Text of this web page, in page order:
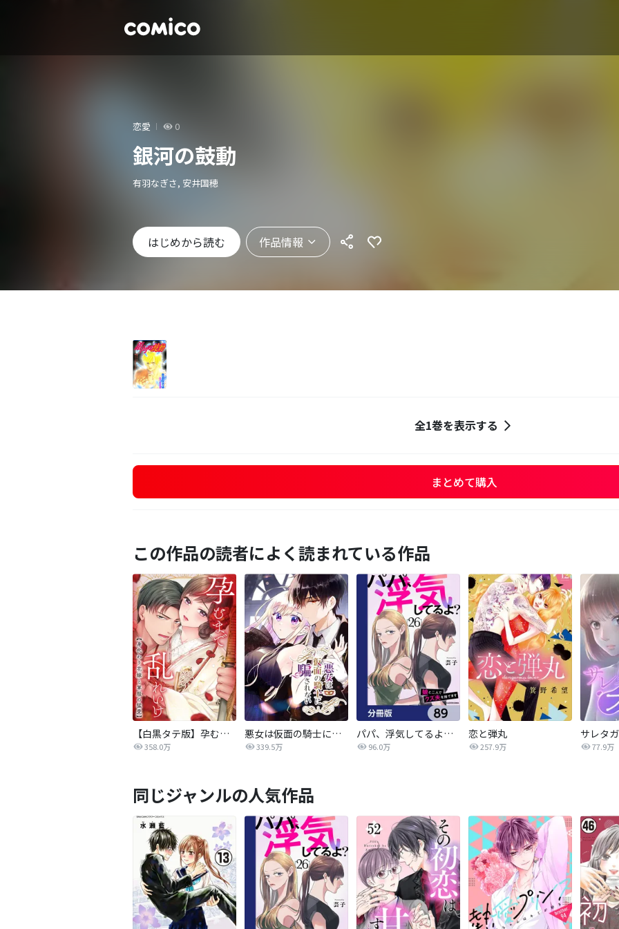
恋愛 0
銀河の鼓動
有羽なぎさ, 安井国穂
はじめから読む 作品情報
全1巻を表示する
まとめて購入
この作品の読者によく読まれている作品
【白黒タテ版】孕むまで乱れいけ～身代わり花嫁と軍服の猛愛
358.0万
悪女は仮面の騎士に騙されない
339.5万
パパ、浮気してるよ？娘と二人でクズ夫を捨てます【分冊版】
96.0万
恋と弾丸
257.9万 77.9万
同じジャンルの人気作品